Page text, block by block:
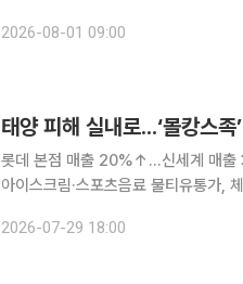
활용한 팬덤 마케팅에 집중하고 대형
2026-08-01 09:00
롯데 본점 매출 20%↑...신세계 매출
아이스크림·스포츠음료 불티유통가,
복합쇼핑몰 등 쾌적한 실내에서 일상
2026-07-29 18:00